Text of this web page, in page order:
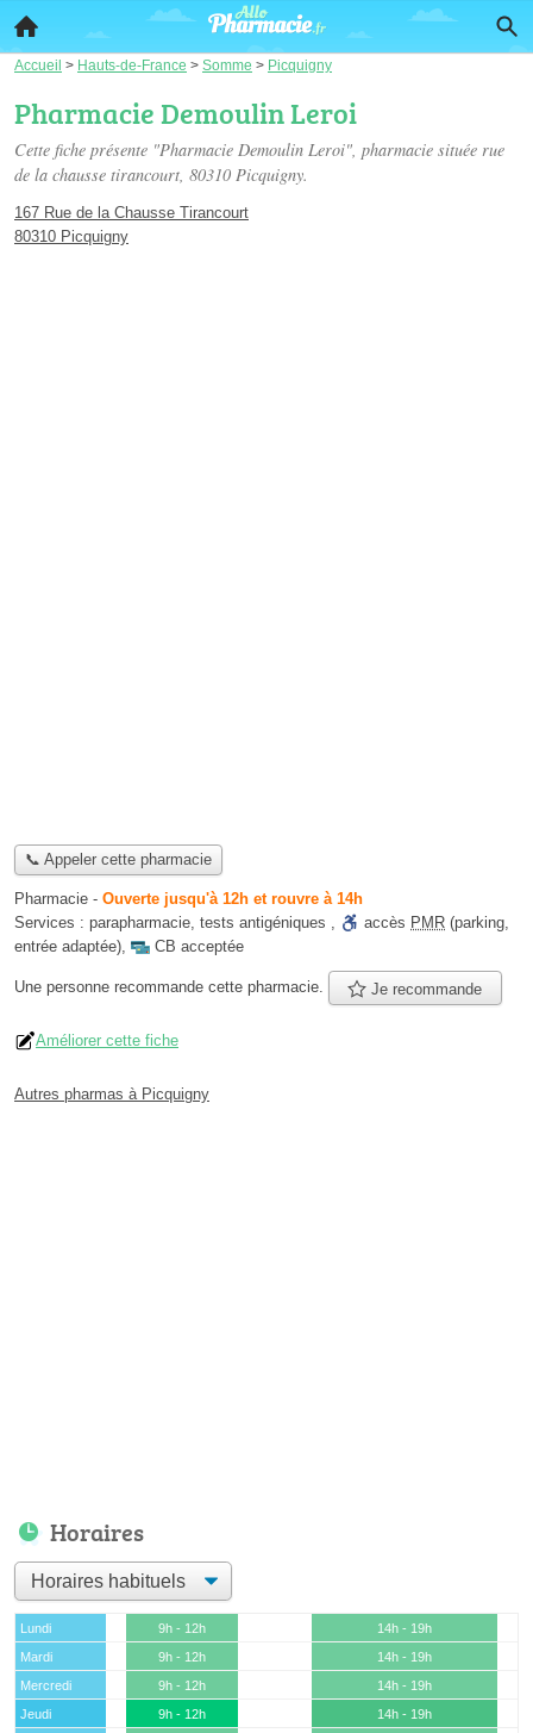
Accueil > Hauts-de-France > Somme > Picquigny
Pharmacie Demoulin Leroi
Cette fiche présente "Pharmacie Demoulin Leroi", pharmacie située rue
de la chausse tirancourt, 80310 Picquigny.
167 Rue de la Chausse Tirancourt
80310 Picquigny
📞 Appeler cette pharmacie
Pharmacie - Ouverte jusqu'à 12h et rouvre à 14h
Services : parapharmacie, tests antigéniques , accès PMR (parking,
entrée adaptée), CB acceptée
Une personne recommande cette pharmacie. Je recommande
Améliorer cette fiche
Autres pharmas à Picquigny
Horaires
Lundi 9h - 12h
14h - 19h
Mardi
9h - 12h
14h - 19h
Mercredi
9h - 12h
14h - 19h
Jeudi
9h - 12h
14h - 19h